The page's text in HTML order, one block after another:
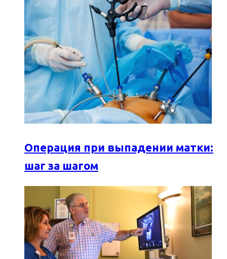
Операция при выпадении матки:
шаг за шагом